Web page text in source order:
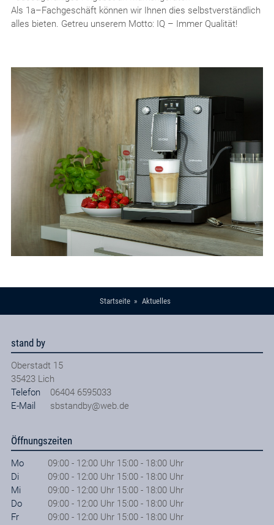
Als 1a–Fachgeschäft können wir Ihnen dies selbstverständlich
alles bieten. Getreu unserem Motto: IQ – Immer Qualität!
Startseite Aktuelles
stand by
Oberstadt 15
35423 Lich
Telefon
06404 6595033
E-Mail
sbstandby@web.de
Öffnungszeiten
Mo
09:00 - 12:00 Uhr 15:00 - 18:00 Uhr
Di
09:00 - 12:00 Uhr 15:00 - 18:00 Uhr
Mi
09:00 - 12:00 Uhr 15:00 - 18:00 Uhr
Do
09:00 - 12:00 Uhr 15:00 - 18:00 Uhr
Fr
09:00 - 12:00 Uhr 15:00 - 18:00 Uhr